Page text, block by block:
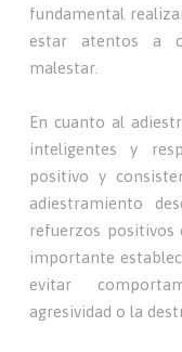
fundamental
estar atentos a
malestar.
En cuanto al
inteligentes y
positivo y
adiestramiento
refuerzos positivos
importante
evitar
agresividad o la